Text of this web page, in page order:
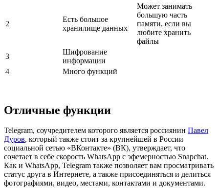
2
Есть большое
хранилище данных
Может занимать
большую часть
памяти, если вы
любите хранить
файлы
3
Шифрование
информации
4
Много функций
Отличные функции
Telegram, соучредителем которого является россиянин Павел
Дуров, который также стоит за крупнейшей в России
социальной сетью «ВКонтакте» (ВК), утверждает, что
сочетает в себе скорость WhatsApp с эфемерностью Snapchat.
Как и WhatsApp, Telegram также позволяет вам просматривать
статус друга в Интернете, а также присоединяться и делиться
фотографиями, видео, местами, контактами и документами.